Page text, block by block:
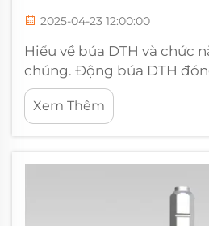
2025-04-23 12:00:00
Hiểu về búa DTH và chức
chúng. Động búa DTH
trọng trong các hoạt động
chúng có thể phá vỡ đá
đặc một cách hiệu quả và
Xem Thêm